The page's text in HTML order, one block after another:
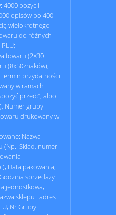
4000 pozycji
opisów po 400
wielokrotnego
do różnych
towaru (2×30
(8x50znaków),
przydatności
w ramach
przed:”, albo
Numer grupy
drukowany w
Nazwa
Skład, numer
i
Data pakowania,
sprzedaży
jednostkowa,
sklepu i adres
Nr Grupy